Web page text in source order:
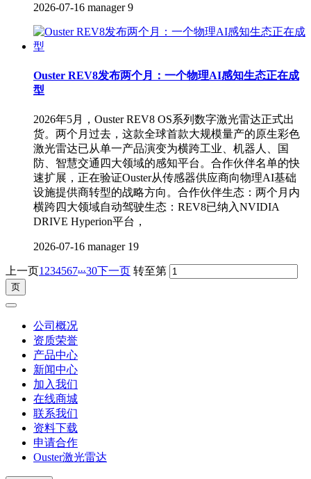
2026-07-16 manager 9
Ouster REV8发布两个月：一个物理AI感知生态正在成
型
2026年5月，Ouster REV8 OS系列数字激光雷达正式出
货。两个月过去，这款全球首款大规模量产的原生彩色
激光雷达已从单一产品演变为横跨工业、机器人、国
防、智慧交通四大领域的感知平台。合作伙伴名单的快
速扩展，正在验证Ouster从传感器供应商向物理AI基础
设施提供商转型的战略方向。合作伙伴生态：两个月内
横跨四大领域自动驾驶生态：REV8已纳入NVIDIA
DRIVE Hyperion平台，
2026-07-16 manager 19
上一页1 234567...30下一页 转至第
公司概况
资质荣誉
产品中心
新闻中心
加入我们
在线商城
联系我们
资料下载
申请合作
Ouster激光雷达